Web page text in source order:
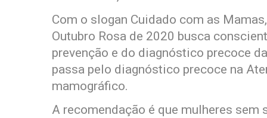
Com o slogan Cuidado com as
Outubro Rosa de 2020 busca
prevenção e do diagnóstico precoce
passa pelo diagnóstico precoce na
mamográfico.
A recomendação é que mulheres